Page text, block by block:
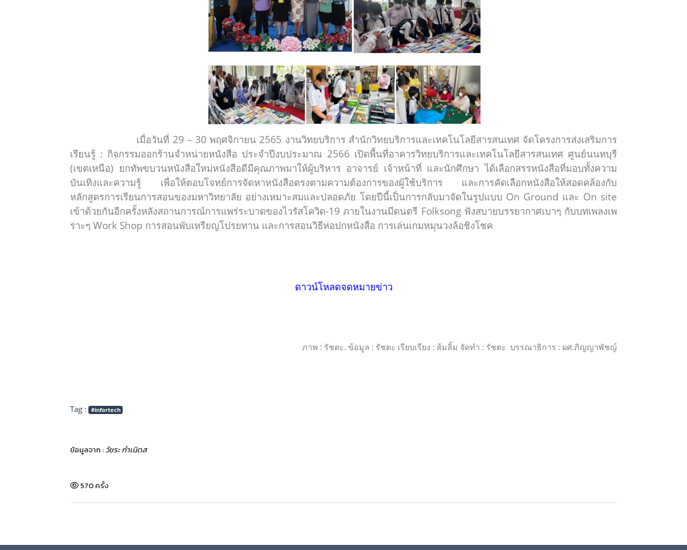
เมื่อวันที่ 29 – 30 พฤศจิกายน 2565 งานวิทยบริการ สำนักวิทยบริการและเทคโนโลยีสารสนเทศ จัดโครงการส่งเสริมการ
เรียนรู้ : กิจกรรมออกร้านจำหน่ายหนังสือ ประจำปีงบประมาณ 2566 เปิดพื้นที่อาคารวิทยบริการและเทคโนโลยีสารสนเทศ ศูนย์นนทบุรี
(เขตเหนือ) ยกทัพขบวนหนังสือใหม่หนังสือดีมีคุณภาพมาให้ผู้บริหาร อาจารย์ เจ้าหน้าที่ และนักศึกษา ได้เลือกสรรหนังสือที่มอบทั้งความ
บันเทิงและความรู้ เพื่อให้ตอบโจทย์การจัดหาหนังสือตรงตามความต้องการของผู้ใช้บริการ และการคัดเลือกหนังสือให้สอดคล้องกับ
หลักสูตรการเรียนการสอนของมหาวิทยาลัย อย่างเหมาะสมและปลอดภัย โดยปีนี้เป็นการกลับมาจัดในรูปแบบ On Ground และ On site
เข้าด้วยกันอีกครั้งหลังสถานการณ์การแพร่ระบาดของไวรัสโควิด-19 ภายในงานมีดนตรี Folksong ฟังสบายบรรยากาศเบาๆ กับบทเพลงเพ
ราะๆ Work Shop การสอนพับเหรียญโปรยทาน และการสอนวิธีห่อปกหนังสือ การเล่นเกมหมุนวงล้อชิงโชค
ดาวน์โหลดจดหมายข่าว
ภาพ : รัชตะ. ข้อมูล : รัชตะ เรียบเรียง : ส้มลิ้ม จัดทำ : รัชตะ บรรณาธิการ : ผศ.ภิญญาพัชญ์
Tag : #infortech
ข้อมูลจาก :วัชระ กำเนิดส
570 ครั้ง